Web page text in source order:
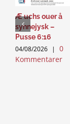
Æ uchs ouer å
synnejysk –
Pusse 6:16
04/08/2026 |
0
Kommentarer